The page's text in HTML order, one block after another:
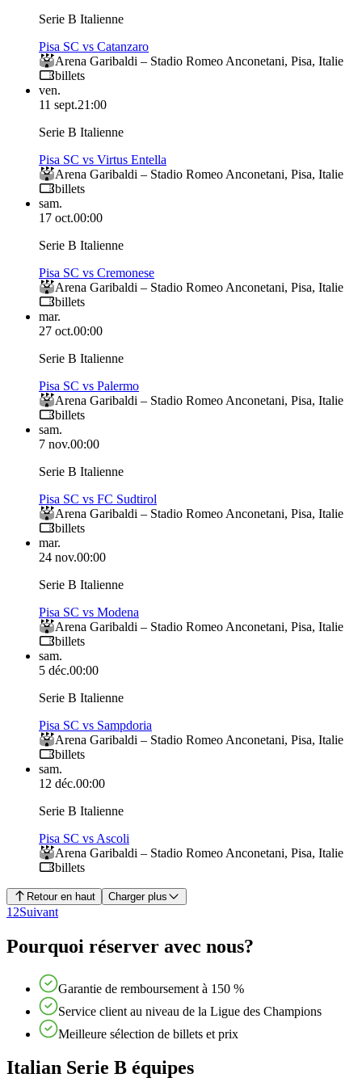
Serie B Italienne
Pisa SC vs Catanzaro
Arena Garibaldi – Stadio Romeo Anconetani, Pisa, Italie
billets
ven.
11 sept.21:00
Serie B Italienne
Pisa SC vs Virtus Entella
Arena Garibaldi – Stadio Romeo Anconetani, Pisa, Italie
billets
sam.
17 oct.00:00
Serie B Italienne
Pisa SC vs Cremonese
Arena Garibaldi – Stadio Romeo Anconetani, Pisa, Italie
billets
mar.
27 oct.00:00
Serie B Italienne
Pisa SC vs Palermo
Arena Garibaldi – Stadio Romeo Anconetani, Pisa, Italie
billets
sam.
7 nov.00:00
Serie B Italienne
Pisa SC vs FC Sudtirol
Arena Garibaldi – Stadio Romeo Anconetani, Pisa, Italie
billets
mar.
24 nov.00:00
Serie B Italienne
Pisa SC vs Modena
Arena Garibaldi – Stadio Romeo Anconetani, Pisa, Italie
billets
sam.
5 déc.00:00
Serie B Italienne
Pisa SC vs Sampdoria
Arena Garibaldi – Stadio Romeo Anconetani, Pisa, Italie
billets
sam.
12 déc.00:00
Serie B Italienne
Pisa SC vs Ascoli
Arena Garibaldi – Stadio Romeo Anconetani, Pisa, Italie
billets
Retour en haut Charger plus
1 2Suivant
Pourquoi réserver avec nous?
Garantie de remboursement à 150 %
Service client au niveau de la Ligue des Champions
Meilleure sélection de billets et prix
Italian Serie B équipes